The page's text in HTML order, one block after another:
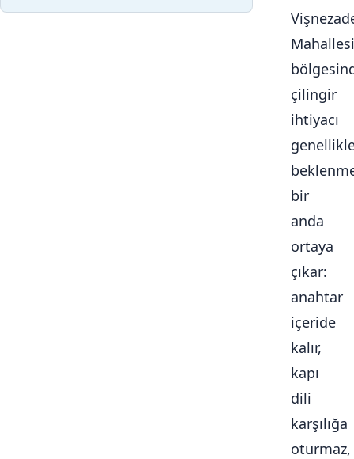
Mahallesi
çilingir
ihtiyacı
bir
anda
ortaya
çıkar:
anahtar
içeride
kalır,
kapı
dili
karşılığa
oturmaz,